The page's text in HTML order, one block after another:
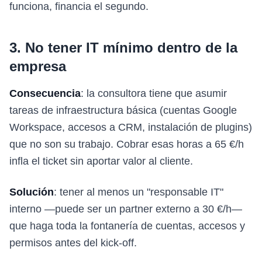
funciona, financia el segundo.
3. No tener IT mínimo dentro de la
empresa
Consecuencia: la consultora tiene que asumir
tareas de infraestructura básica (cuentas Google
Workspace, accesos a CRM, instalación de plugins)
que no son su trabajo. Cobrar esas horas a 65 €/h
infla el ticket sin aportar valor al cliente.
Solución: tener al menos un "responsable IT"
interno —puede ser un partner externo a 30 €/h—
que haga toda la fontanería de cuentas, accesos y
permisos antes del kick-off.